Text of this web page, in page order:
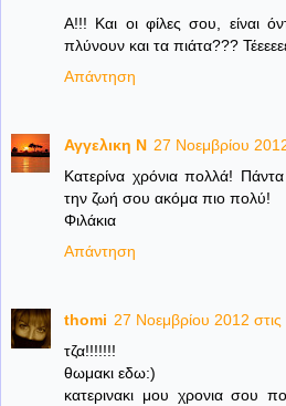
Α!!! Και οι φίλες σου, είναι
πλύνουν και τα πιάτα???
Απάντηση
Αγγελικη Ν 27 Νοεμβρίου
Κατερίνα χρόνια πολλά! Πάντα
την ζωή σου ακόμα πιο πολύ!
Φιλάκια
Απάντηση
thomi 27 Νοεμβρίου 2012
τζα!!!!!!!
θωμακι εδω:)
κατερινακι μου χρονια σου